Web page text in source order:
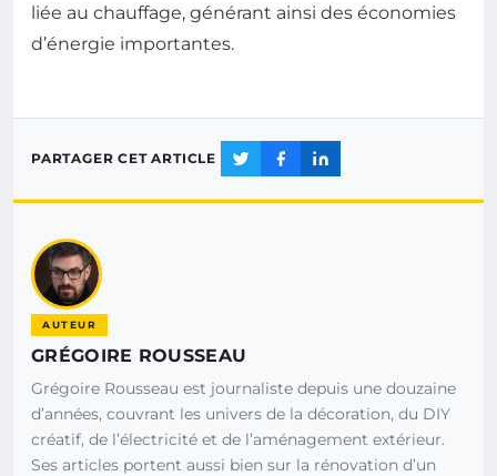
liée au chauffage, générant ainsi des économies
d’énergie importantes.
PARTAGER CET ARTICLE
AUTEUR
GRÉGOIRE ROUSSEAU
Grégoire Rousseau est journaliste depuis une douzaine
d’années, couvrant les univers de la décoration, du DIY
créatif, de l’électricité et de l’aménagement extérieur.
Ses articles portent aussi bien sur la rénovation d’un